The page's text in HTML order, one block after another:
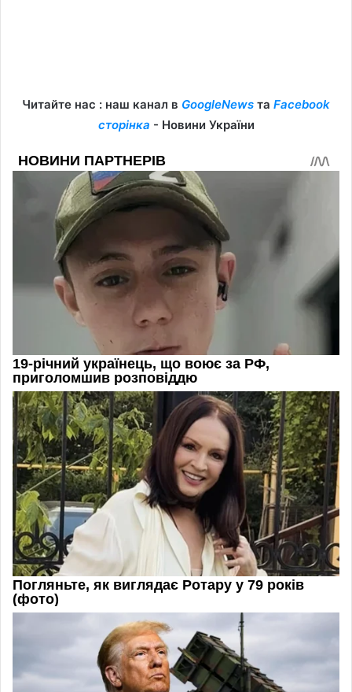
Читайте нас : наш канал в GoogleNews та Facebook
сторінка - Новини України